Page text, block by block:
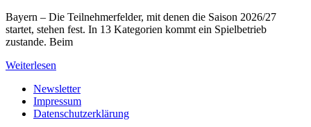
Bayern – Die Teilnehmerfelder, mit denen die Saison 2026/27
startet, stehen fest. In 13 Kategorien kommt ein Spielbetrieb
zustande. Beim
Weiterlesen
Newsletter
Impressum
Datenschutzerklärung